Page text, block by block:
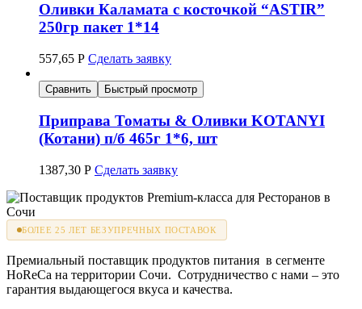
Оливки Каламата с косточкой “ASTIR”
250гр пакет 1*14
557,65 Р Сделать заявку
Сравнить Быстрый просмотр
Приправа Томаты & Оливки KOTANYI
(Котани) п/б 465г 1*6, шт
1387,30 Р Сделать заявку
БОЛЕЕ 25 ЛЕТ БЕЗУПРЕЧНЫХ ПОСТАВОК
Премиальный поставщик продуктов питания в сегменте
HoReCa на территории Сочи. Сотрудничество с нами – это
гарантия выдающегося вкуса и качества.